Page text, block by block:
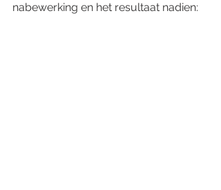
nabewerking en het resultaat nadien: